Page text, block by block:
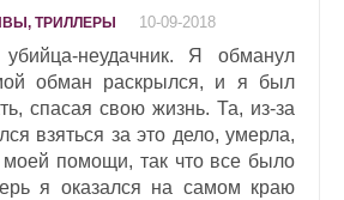
ТРИЛЛЕРЫ 10-09-2018
неудачник. Я обманул
обман раскрылся, и я был
спасая свою жизнь. Та, из-за
взяться за это дело, умерла,
помощи, так что все было
я оказался на самом краю